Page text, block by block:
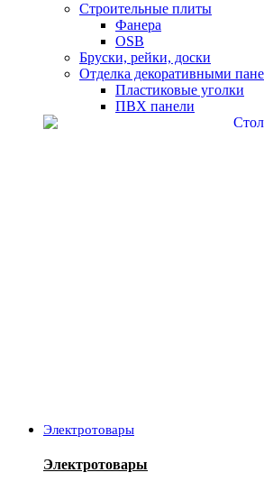
Строительные плиты
Фанера
OSB
Бруски, рейки, доски
Отделка декоративными
Пластиковые уголки
ПВХ панели
Электротовары
Электротовары